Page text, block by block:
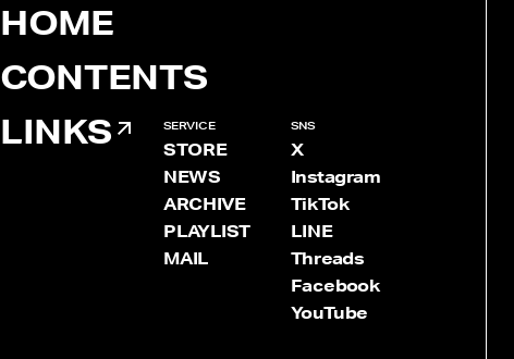
HOME
CONTENTS
LINKS
SERVICE
STORE
NEWS
ARCHIVE
PLAYLIST
MAIL
SNS
X
Instagram
TikTok
LINE
Threads
Facebook
YouTube